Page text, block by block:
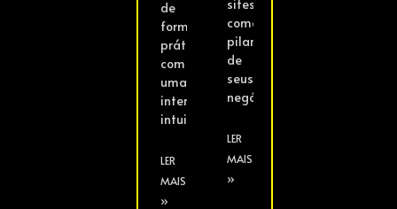
de
forma
prática,
com
uma
interface
intuitiva
LER
MAIS
»
sites
como
pilares
de
seus
negócios.
LER
MAIS
»